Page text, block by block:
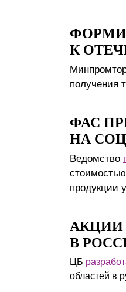
К
получения
ФАС
НА
Ведомство
стоимостью
продукции
АКЦИИ
В
ЦБ
областей в